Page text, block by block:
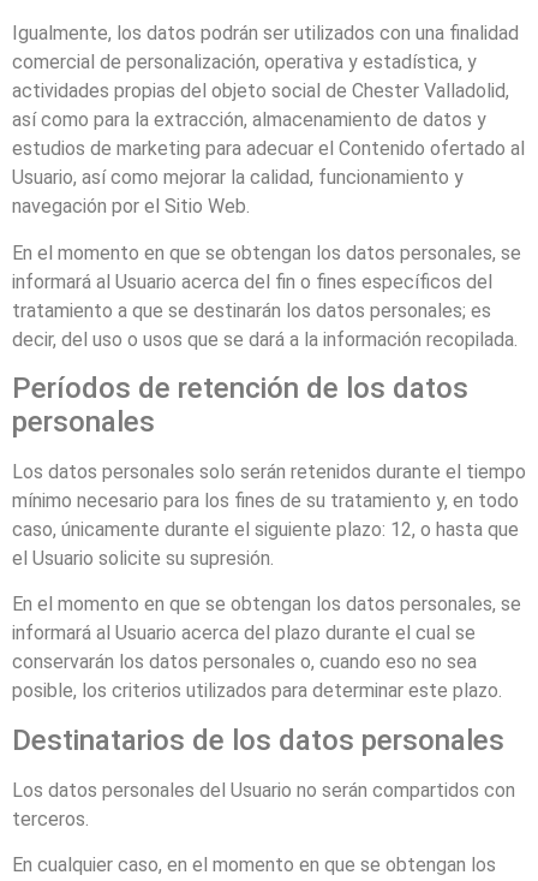
Igualmente, los datos podrán ser utilizados con una finalidad
comercial de personalización, operativa y estadística, y
actividades propias del objeto social de Chester Valladolid,
así como para la extracción, almacenamiento de datos y
estudios de marketing para adecuar el Contenido ofertado al
Usuario, así como mejorar la calidad, funcionamiento y
navegación por el Sitio Web.
En el momento en que se obtengan los datos personales, se
informará al Usuario acerca del fin o fines específicos del
tratamiento a que se destinarán los datos personales; es
decir, del uso o usos que se dará a la información recopilada.
Períodos de retención de los datos
personales
Los datos personales solo serán retenidos durante el tiempo
mínimo necesario para los fines de su tratamiento y, en todo
caso, únicamente durante el siguiente plazo: 12, o hasta que
el Usuario solicite su supresión.
En el momento en que se obtengan los datos personales, se
informará al Usuario acerca del plazo durante el cual se
conservarán los datos personales o, cuando eso no sea
posible, los criterios utilizados para determinar este plazo.
Destinatarios de los datos personales
Los datos personales del Usuario no serán compartidos con
terceros.
En cualquier caso, en el momento en que se obtengan los